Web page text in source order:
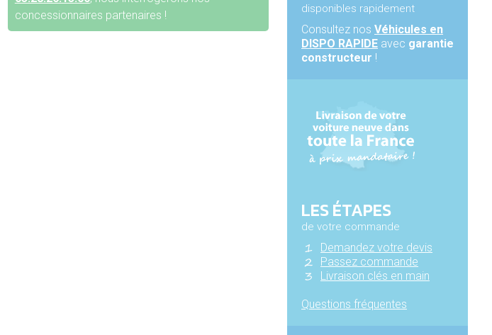
concessionnaires partenaires !
disponibles rapidement
Consultez nosVéhicules en
DISPO RAPIDE avec garantie
constructeur !
LES ÉTAPES
de votre commande
Demandez votre devis
Passez commande
Livraison clés en main
Questions fréquentes